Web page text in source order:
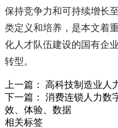
保持竞争力和可持续增长
类定义和培养，是本文着
化人才队伍建设的国有企
转型。
上一篇： 高科技制造业
下一篇： 消费连锁人力数
效、体验、数据
相关标签